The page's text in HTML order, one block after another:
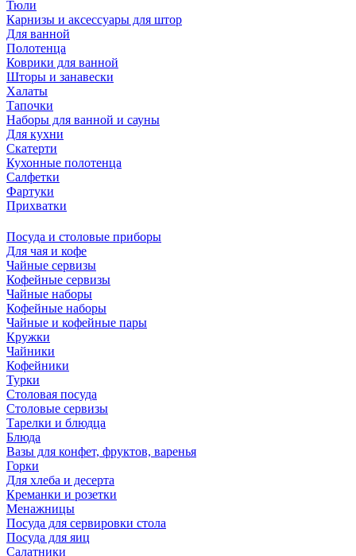
Тюли
Карнизы и аксессуары для штор
Для ванной
Полотенца
Коврики для ванной
Шторы и занавески
Халаты
Тапочки
Наборы для ванной и сауны
Для кухни
Скатерти
Кухонные полотенца
Салфетки
Фартуки
Прихватки
Посуда и столовые приборы
Для чая и кофе
Чайные сервизы
Кофейные сервизы
Чайные наборы
Кофейные наборы
Чайные и кофейные пары
Кружки
Чайники
Кофейники
Турки
Столовая посуда
Столовые сервизы
Тарелки и блюдца
Блюда
Вазы для конфет, фруктов, варенья
Горки
Для хлеба и десерта
Креманки и розетки
Менажницы
Посуда для сервировки стола
Посуда для яиц
Салатники